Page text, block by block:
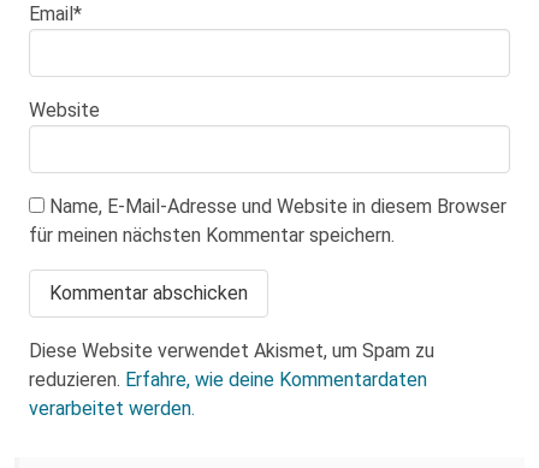
Email*
Website
Name, E-Mail-Adresse und Website in diesem Browser
für meinen nächsten Kommentar speichern.
Diese Website verwendet Akismet, um Spam zu
reduzieren. Erfahre, wie deine Kommentardaten
verarbeitet werden.